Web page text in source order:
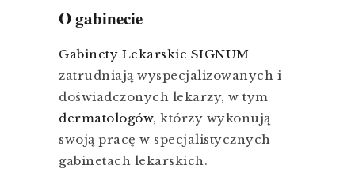
O gabinecie
Gabinety Lekarskie SIGNUM
zatrudniają wyspecjalizowanych i
doświadczonych lekarzy, w tym
dermatologów, którzy wykonują
swoją pracę w specjalistycznych
gabinetach lekarskich.